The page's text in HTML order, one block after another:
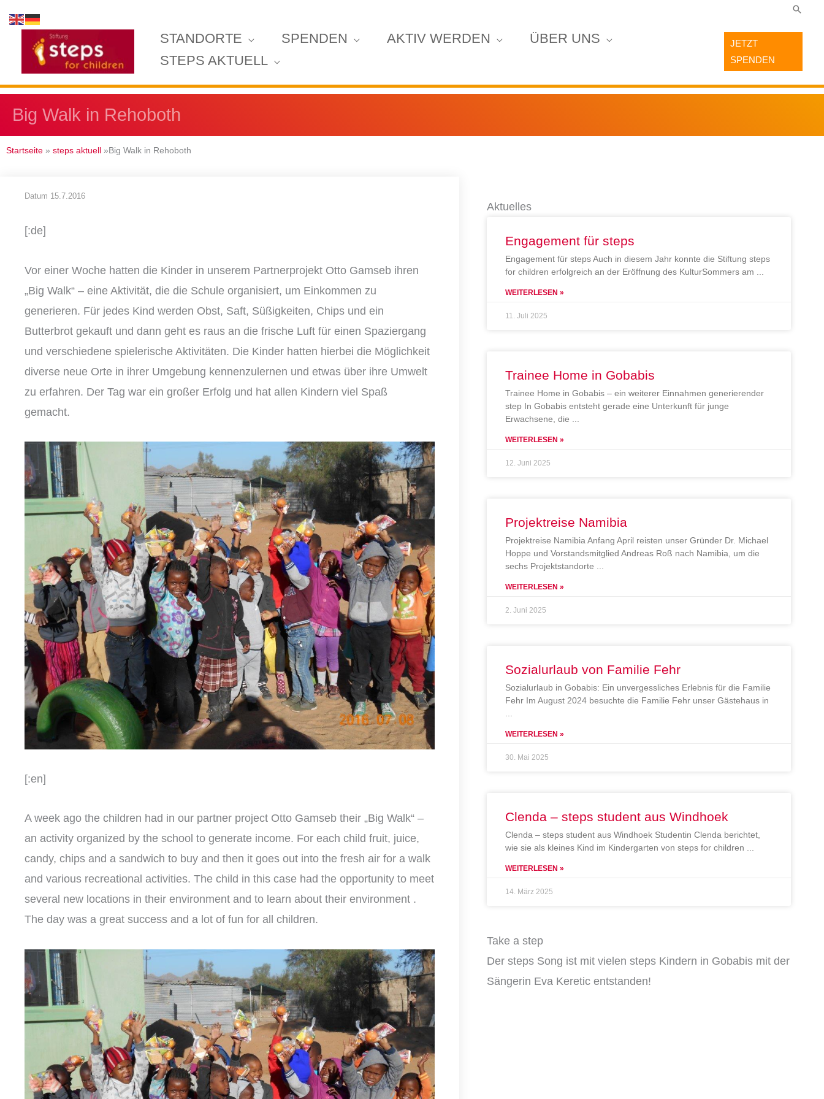
Inhalt
springen
STANDORTE SPENDEN AKTIV WERDEN
ÜBER UNS
STEPS AKTUELL
JETZT
SPENDEN
Big Walk in Rehoboth
Startseite » steps aktuell »Big Walk in Rehoboth
Datum 15.7.2016
[:de]
Vor einer Woche hatten die Kinder in unserem Partnerprojekt Otto Gamseb ihren
„Big Walk“ – eine Aktivität, die die Schule organisiert, um Einkommen zu
generieren. Für jedes Kind werden Obst, Saft, Süßigkeiten, Chips und ein
Butterbrot gekauft und dann geht es raus an die frische Luft für einen Spaziergang
und verschiedene spielerische Aktivitäten. Die Kinder hatten hierbei die Möglichkeit
diverse neue Orte in ihrer Umgebung kennenzulernen und etwas über ihre Umwelt
zu erfahren. Der Tag war ein großer Erfolg und hat allen Kindern viel Spaß
gemacht.
[:en]
A week ago the children had in our partner project Otto Gamseb their „Big Walk“ –
an activity organized by the school to generate income. For each child fruit, juice,
candy, chips and a sandwich to buy and then it goes out into the fresh air for a walk
and various recreational activities. The child in this case had the opportunity to meet
several new locations in their environment and to learn about their environment .
The day was a great success and a lot of fun for all children.
Aktuelles
Engagement für steps
Engagement für steps Auch in diesem Jahr konnte die Stiftung steps
for children erfolgreich an der Eröffnung des KulturSommers am
WEITERLESEN »
11. Juli 2025
Trainee Home in Gobabis
Trainee Home in Gobabis – ein weiterer Einnahmen generierender
step In Gobabis entsteht gerade eine Unterkunft für junge
Erwachsene, die
WEITERLESEN »
12. Juni 2025
Projektreise Namibia
Projektreise Namibia Anfang April reisten unser Gründer Dr. Michael
Hoppe und Vorstandsmitglied Andreas Roß nach Namibia, um die
sechs Projektstandorte
WEITERLESEN »
2. Juni 2025
Sozialurlaub von Familie Fehr
Sozialurlaub in Gobabis: Ein unvergessliches Erlebnis für die Familie
Fehr Im August 2024 besuchte die Familie Fehr unser Gästehaus in
WEITERLESEN »
30. Mai 2025
Clenda – steps student aus Windhoek
Clenda – steps student aus Windhoek Studentin Clenda berichtet,
wie sie als kleines Kind im Kindergarten von steps for children
WEITERLESEN »
14. März 2025
Take a step
Der steps Song ist mit vielen steps Kindern in Gobabis mit der
Sängerin Eva Keretic entstanden!